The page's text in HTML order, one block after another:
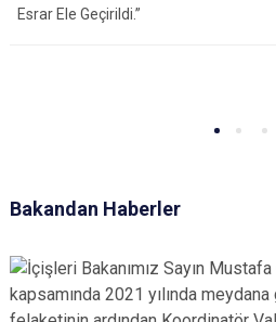
Esrar Ele Geçirildi.”
Bakandan Haberler